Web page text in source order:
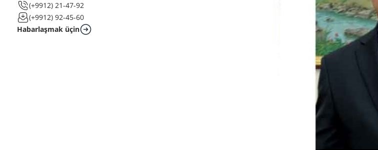
(+9912) 21-47-92
(+9912) 92-45-60
Habarlaşmak üçin